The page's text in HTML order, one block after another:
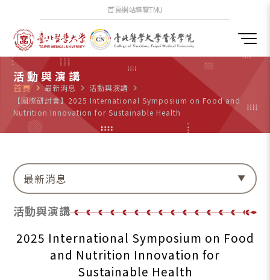
首頁網站導覽TMU
活動與演講
首頁 navigate_next最新消息 navigate_next 活動與演講 navigate_next
【國際研討會】2025 International Symposium on Food and
Nutrition Innovation for Sustainable Health
最新消息
活動與演講
2025 International Symposium on Food
and Nutrition Innovation for
Sustainable Health